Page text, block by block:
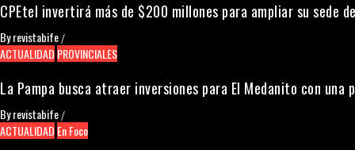
CPEtel invertirá más de $200 millones para ampliar su sede
Byrevistabife /
ACTUALIDAD PROVINCIALES
La Pampa busca atraer inversiones para El Medanito con
Byrevistabife /
ACTUALIDAD En Foco